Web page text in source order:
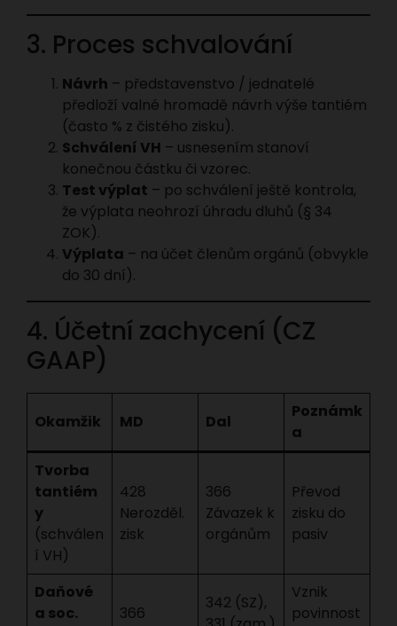
3. Proces schvalování
Návrh – představenstvo / jednatelé
předloží valné hromadě návrh výše tantiém
(často % z čistého zisku).
Schválení VH – usnesením stanoví
konečnou částku či vzorec.
Test výplat – po schválení ještě kontrola,
že výplata neohrozí úhradu dluhů (§ 34
ZOK).
Výplata – na účet členům orgánů (obvykle
do 30 dní).
4. Účetní zachycení (CZ
GAAP)
Okamžik MD Dal
Poznámk
a
Tvorba
tantiém
y
(schválen
í VH)
428
Nerozděl.
zisk
366
Závazek k
orgánům
Převod
zisku do
pasiv
Daňové
a soc.
366
342 (SZ),
Vznik
povinnost